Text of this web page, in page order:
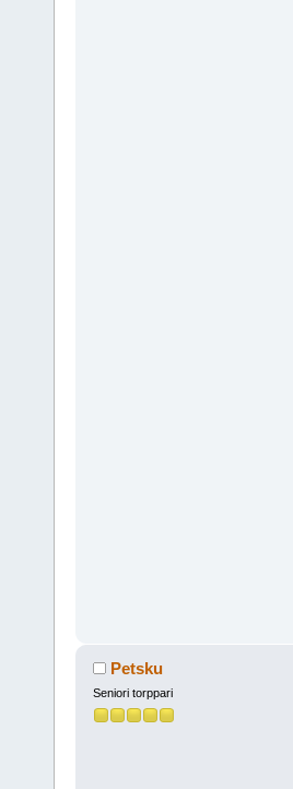
Petsku
Seniori torppari